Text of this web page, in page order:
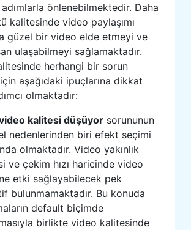
adımlarla önlenebilmektedir. Daha
kalitesinde video paylaşımı
güzel bir video elde etmeyi ve
ulaşabilmeyi sağlamaktadır.
herhangi bir sorun
aşağıdaki ipuçlarına dikkat
olmaktadır:
kalitesi düşüyor sorununun
nedenlerinden biri efekt seçimi
olmaktadır. Video yakınlık
ve çekim hızı haricinde video
etki sağlayabilecek pek
bulunmamaktadır. Bu konuda
default biçimde
birlikte video kalitesinde